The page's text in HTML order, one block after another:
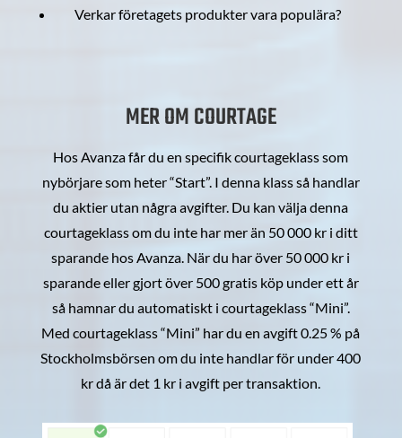
Verkar företagets produkter vara populära?
MER OM COURTAGE
Hos Avanza får du en specifik courtageklass som
nybörjare som heter “Start”. I denna klass så handlar
du aktier utan några avgifter. Du kan välja denna
courtageklass om du inte har mer än 50 000 kr i ditt
sparande hos Avanza. När du har över 50 000 kr i
sparande eller gjort över 500 gratis köp under ett år
så hamnar du automatiskt i courtageklass “Mini”.
Med courtageklass “Mini” har du en avgift 0.25 % på
Stockholmsbörsen om du inte handlar för under 400
kr då är det 1 kr i avgift per transaktion.